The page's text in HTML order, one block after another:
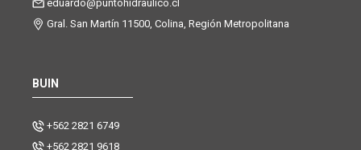
eduardo@puntohidraulico.cl
Gral. San Martín 11500, Colina, Región Metropolitana
BUIN
+562 2821 6749
+562 2821 9618